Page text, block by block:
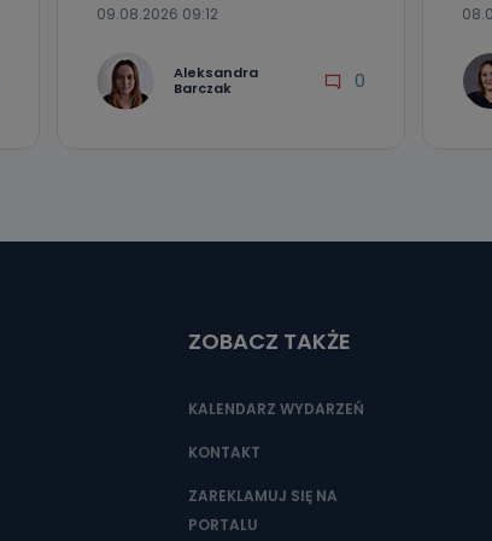
09.08.2026 09:12
Aleksandra
Barczak
0
ZOBACZ TAKŻE
KALENDARZ WYDARZEŃ
KONTAKT
ZAREKLAMUJ SIĘ NA
PORTALU